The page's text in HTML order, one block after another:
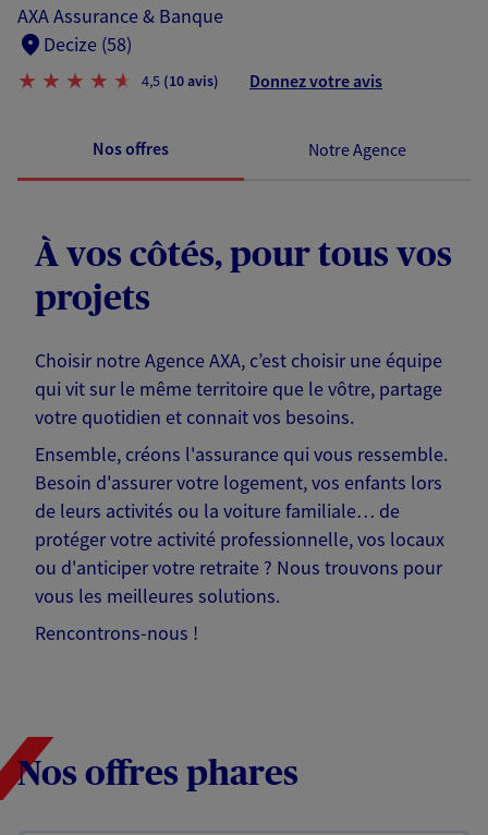
AXA Assurance & Banque
Decize (58)
4,5 (10 avis) Donnez votre avis
Nos offres Notre Agence
À vos côtés, pour tous vos
projets
Choisir notre Agence AXA, c’est choisir une équipe
qui vit sur le même territoire que le vôtre, partage
votre quotidien et connait vos besoins.
Ensemble, créons l'assurance qui vous ressemble.
Besoin d'assurer votre logement, vos enfants lors
de leurs activités ou la voiture familiale… de
protéger votre activité professionnelle, vos locaux
ou d'anticiper votre retraite ? Nous trouvons pour
vous les meilleures solutions.
Rencontrons-nous !
Nos offres phares